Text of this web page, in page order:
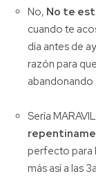
No, No te
cuando te
día antes de
razón para
abandonando
Sería
perfecto para
más así a las